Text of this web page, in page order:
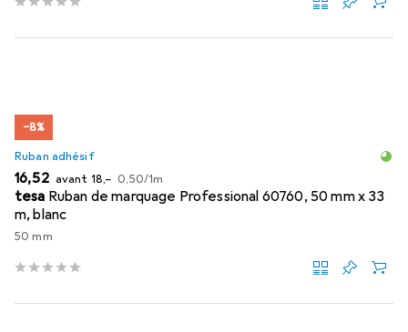
−8%
Ruban adhésif
EUR
16,52 avant EUR
18,– EUR
0,50/1m
tesa Ruban de marquage Professional 60760, 50 mm x 33
m, blanc
50 mm